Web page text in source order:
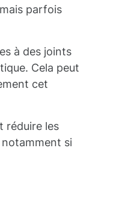
parfois
à des joints
Cela peut
cet
réduire les
si